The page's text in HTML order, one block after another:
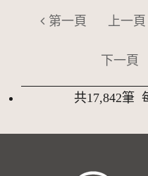
第一頁 上一頁
下一頁
共17,842筆